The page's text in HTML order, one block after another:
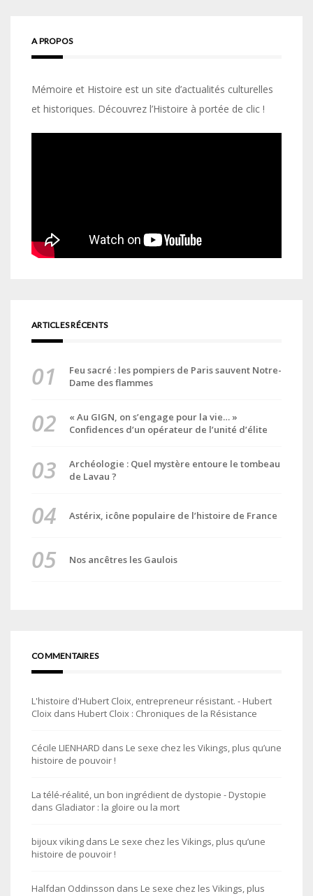
A PROPOS
Mémoire et Histoire est un site d’actualités culturelles
et historiques. Découvrez l’Histoire à portée de clic !
ARTICLES RÉCENTS
Feu sacré : les pompiers de Paris sauvent Notre-
Dame des flammes
« Au GIGN, on s’engage pour la vie… »
Confidences d’un opérateur de l’unité d’élite
Archéologie : Quel mystère entoure le tombeau
de Lavau ?
Astérix, icône populaire de l’histoire de France
Nos ancêtres les Gaulois
COMMENTAIRES
L'histoire d'Hubert Cloix, entrepreneur résistant. - Hubert
Cloix dans Hubert Cloix : Chroniques de la Résistance
Cécile LIENHARD dans Le sexe chez les Vikings, plus qu’une
histoire de pouvoir !
La télé-réalité, un bon ingrédient de dystopie - Dystopie
dans Gladiator : la gloire ou la mort
bijoux viking dans Le sexe chez les Vikings, plus qu’une
histoire de pouvoir !
Halfdan Oddinsson dans Le sexe chez les Vikings, plus